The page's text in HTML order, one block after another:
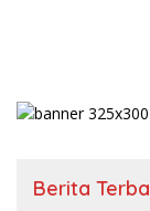
Berita